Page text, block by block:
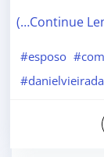
(…Continue
#esposo